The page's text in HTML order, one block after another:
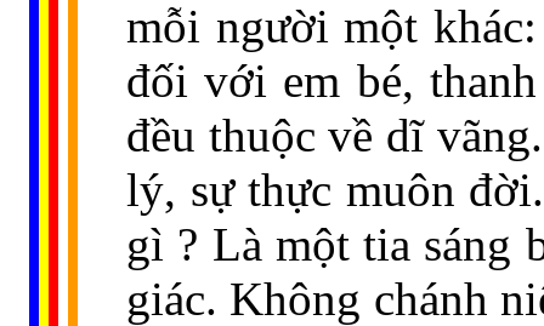
mỗi người một
đối với em bé,
đều thuộc về dĩ
lý, sự thực muôn
gì ? Là một tia sáng
giác. Không chánh